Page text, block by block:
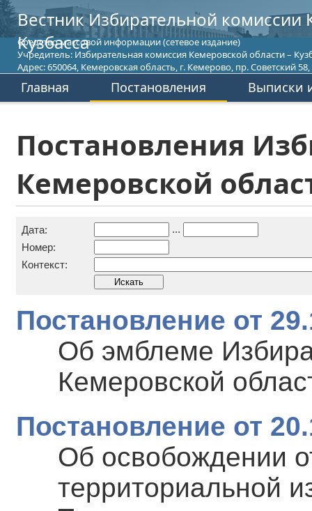
Вестник Избирательной комиссии
Кузбасса
Средство массовой информации (сетевое издание)
Учредитель: Избирательная комиссия Кемеровской области –
Адрес: 650064, Кемеровская область, г. Кемерово, пр. Советский 58,
Главная Постановления Выписки
Постановления
Кемеровской
Дата:
...
Номер:
Контекст:
Постановление от
Об эмблеме
Кемеровской
Постановление от
Об освобождении
территориальной